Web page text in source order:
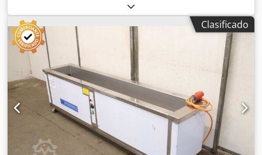
de limpieza, horno al vacío. -Horno de limpieza por
pirólisis al vacío: horno de pirólisis al vacío. -Tipo:
lamentablemente, sin indicación de tipo. -Apertura de
entrada: Ø 600 mm. -Cámara interior: Ø 600 x 2480 mm. -
Bomba de vacío: 2,35 kW, 1,33 m³/min. -Componentes
individuales: ver fotos. -Dimensiones: 5200/1635/A1760
mm. -Dimensiones de transporte: 3200/1635/A1760 mm /
2000/650/A610 mm. Dcsdpfx Afozpii Dsmok -Peso: 1210 kg.
Clasificado